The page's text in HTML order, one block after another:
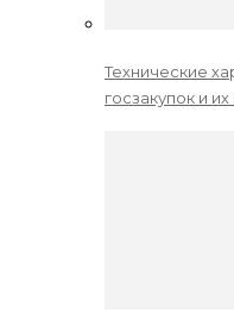
Технические
госзакупок и